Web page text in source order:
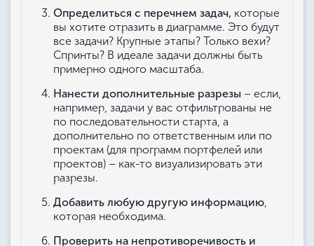
Определиться с перечнем задач, которые
вы хотите отразить в диаграмме. Это будут
все задачи? Крупные этапы? Только вехи?
Спринты? В идеале задачи должны быть
примерно одного масштаба.
Нанести дополнительные разрезы – если,
например, задачи у вас отфильтрованы не
по последовательности старта, а
дополнительно по ответственным или по
проектам (для программ портфелей или
проектов) – как-то визуализировать эти
разрезы.
Добавить любую другую информацию,
которая необходима.
Проверить на непротиворечивость и